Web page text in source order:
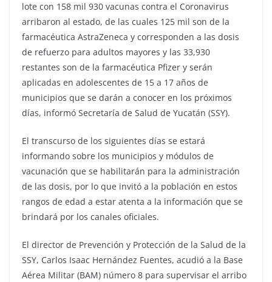
lote con 158 mil 930 vacunas contra el Coronavirus
arribaron al estado, de las cuales 125 mil son de la
farmacéutica AstraZeneca y corresponden a las dosis
de refuerzo para adultos mayores y las 33,930
restantes son de la farmacéutica Pfizer y serán
aplicadas en adolescentes de 15 a 17 años de
municipios que se darán a conocer en los próximos
días, informó Secretaría de Salud de Yucatán (SSY).
El transcurso de los siguientes días se estará
informando sobre los municipios y módulos de
vacunación que se habilitarán para la administración
de las dosis, por lo que invitó a la población en estos
rangos de edad a estar atenta a la información que se
brindará por los canales oficiales.
El director de Prevención y Protección de la Salud de la
SSY, Carlos Isaac Hernández Fuentes, acudió a la Base
Aérea Militar (BAM) número 8 para supervisar el arribo